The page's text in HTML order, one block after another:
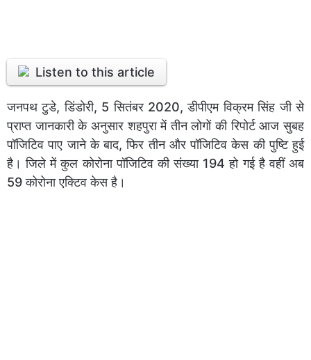
Listen to this article
जनपथ टुडे, डिंडोरी, 5 सितंबर 2020, डीपीएम विक्रम सिंह जी से
प्राप्त जानकारी के अनुसार शहपुरा में तीन लोगों की रिपोर्ट आज सुबह
पॉजिटिव पाए जाने के बाद, फिर तीन और पॉजिटिव केस की पुष्टि हुई
है। जिले में कुल कोरोना पॉजिटिव की संख्या 194 हो गई है वहीं अब
59 कोरोना एक्टिव केस है।